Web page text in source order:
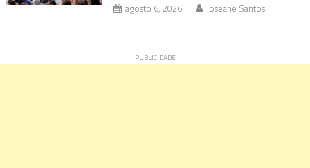
agosto 6, 2026 Joseane Santos